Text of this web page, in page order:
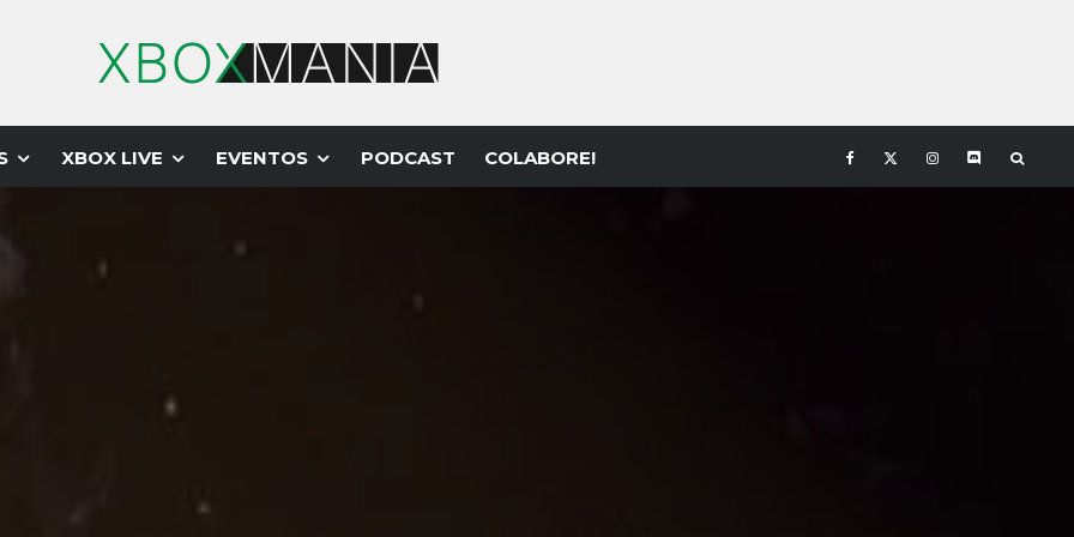
XBOX LIVE EVENTOS PODCAST COLABORE!